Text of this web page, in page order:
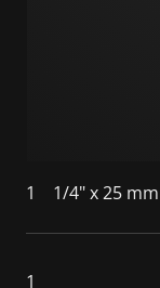
1 1/4" x 25 mm
1